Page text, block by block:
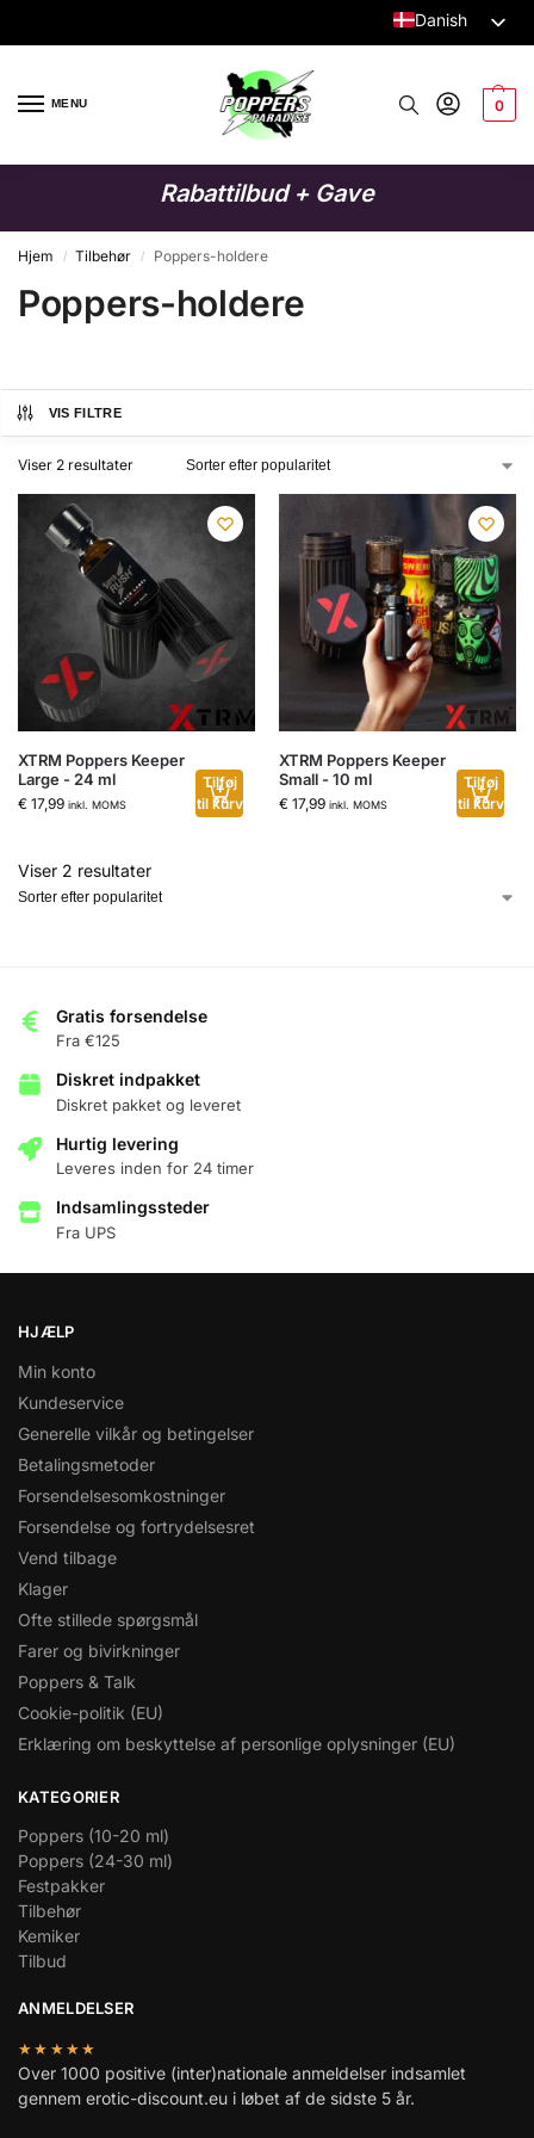
Danish
English
MENU 0
Rabattilbud + Gave
Hjem / Tilbehør / Poppers-holdere
Poppers-holdere
VIS FILTRE
Viser 2 resultater
XTRM Poppers Keeper
Large - 24 ml
€ 17,99 inkl. MOMS
Tilføj
til kurv
XTRM Poppers Keeper
Small - 10 ml
€ 17,99 inkl. MOMS
Tilføj
til kurv
Viser 2 resultater
Gratis forsendelse
Fra €125
Diskret indpakket
Diskret pakket og leveret
Hurtig levering
Leveres inden for 24 timer
Indsamlingssteder
Fra UPS
HJÆLP
Min konto
Kundeservice
Generelle vilkår og betingelser
Betalingsmetoder
Forsendelsesomkostninger
Forsendelse og fortrydelsesret
Vend tilbage
Klager
Ofte stillede spørgsmål
Farer og bivirkninger
Poppers & Talk
Cookie-politik (EU)
Erklæring om beskyttelse af personlige oplysninger (EU)
KATEGORIER
Poppers (10-20 ml)
Poppers (24-30 ml)
Festpakker
Tilbehør
Kemiker
Tilbud
ANMELDELSER
★★★★★
Over 1000 positive (inter)nationale anmeldelser indsamlet
gennem erotic-discount.eu i løbet af de sidste 5 år.